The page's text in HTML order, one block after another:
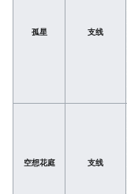
孤星 支线
空想花庭 支线